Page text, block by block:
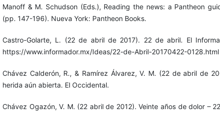
Manoff & M. Schudson (Eds.), Reading the news: a Pantheon
(pp. 147-196). Nueva York: Pantheon Books.
Castro-Golarte, L. (22 de abril de 2017). 22 de abril. El
https://www.informador.mx/Ideas/22-de-Abril-20170422-0128.html
Chávez Calderón, R., & Ramírez Álvarez, V. M. (22 de abril de
herida aún abierta. El Occidental.
Chávez Ogazón, V. M. (22 abril de 2012). Veinte años de dolor –